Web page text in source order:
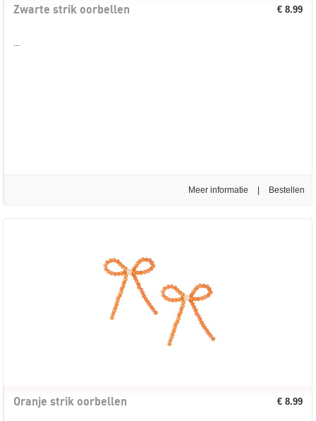
Zwarte strik oorbellen € 8.99
Meer informatie |
Oranje strik oorbellen € 8.99